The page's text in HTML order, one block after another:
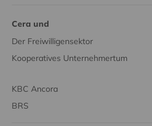
Cera und
Der Freiwilligensektor
Kooperatives Unternehmertum
KBC Ancora
BRS